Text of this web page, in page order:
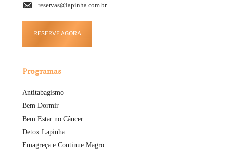
reservas@lapinha.com.br
RESERVE AGORA
Programas
Antitabagismo
Bem Dormir
Bem Estar no Câncer
Detox Lapinha
Emagreça e Continue Magro